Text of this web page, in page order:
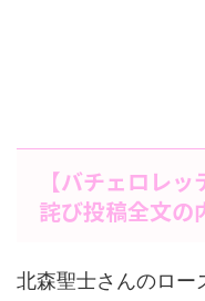
【バチェロレ
詫び投稿全文の
北森聖士さんのロー